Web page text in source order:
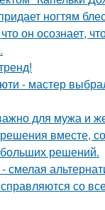
ногтям
он осознает,
- мастер
для мужа и
вместе,
решений.
со